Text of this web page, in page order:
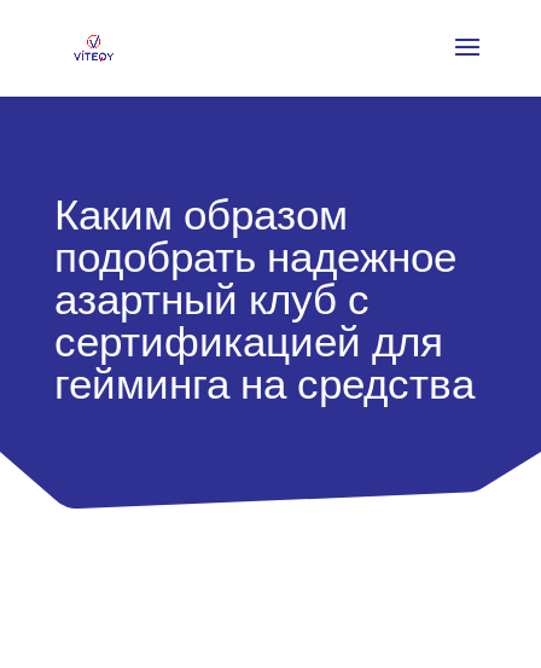
Каким образом
подобрать надежное
азартный клуб с
сертификацией для
гейминга на средства